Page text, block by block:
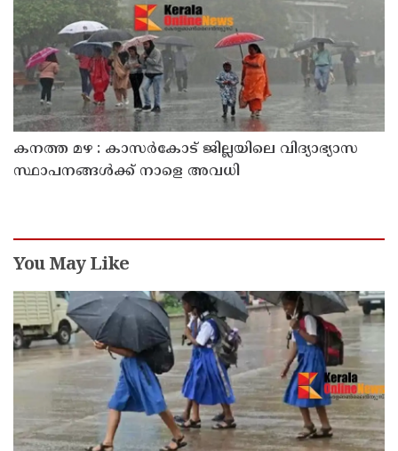
കനത്ത മഴ : കാസർകോട് ജില്ലയിലെ വിദ്യാഭ്യാസ
സ്ഥാപനങ്ങൾക്ക് നാളെ അവധി
You May Like